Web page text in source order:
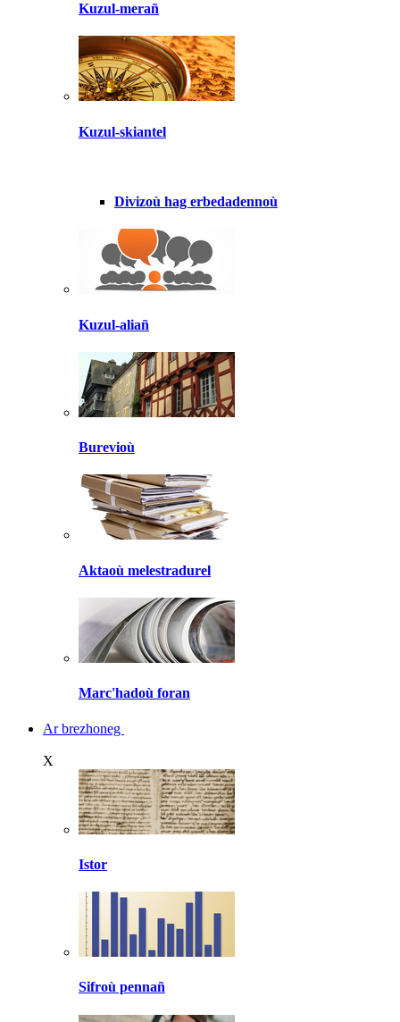
Kuzul-merañ
Kuzul-skiantel
Divizoù hag erbedadennoù
Kuzul-aliañ
Burevioù
Aktaoù melestradurel
Marc'hadoù foran
Ar brezhoneg
X
Istor
Sifroù pennañ